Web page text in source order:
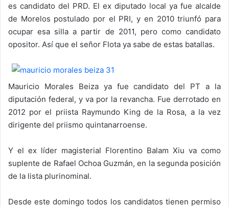
es candidato del PRD. El ex diputado local ya fue alcalde
de Morelos postulado por el PRI, y en 2010 triunfó para
ocupar esa silla a partir de 2011, pero como candidato
opositor. Así que el señor Flota ya sabe de estas batallas.
Mauricio Morales Beiza ya fue candidato del PT a la
diputación federal, y va por la revancha. Fue derrotado en
2012 por el priista Raymundo King de la Rosa, a la vez
dirigente del priismo quintanarroense.
Y el ex líder magisterial Florentino Balam Xiu va como
suplente de Rafael Ochoa Guzmán, en la segunda posición
de la lista plurinominal.
Desde este domingo todos los candidatos tienen permiso